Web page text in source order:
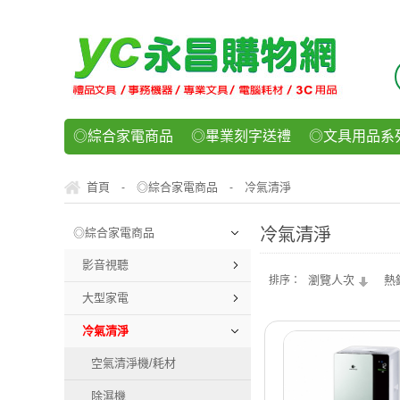
◎綜合家電商品 ◎畢業刻字送禮 ◎文具用品系
◎運動/休閒/樂器 ◎客製化禮贈品 ◎食品/零食/
首頁 - ◎綜合家電商品 - 冷氣清淨
◎綜合家電商品
影音視聽
大型家電
冷氣清淨
空氣清淨機/耗材
除濕機
冷氣清淨
排序： 瀏覽人次 熱